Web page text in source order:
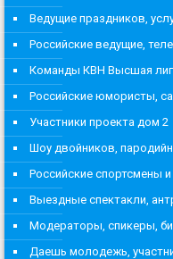
Ведущие праздников,
Российские ведущие,
Команды КВН Высшая
Российские юмористы,
Участники проекта дом 2
Шоу двойников,
Российские спортсмены
Выездные спектакли,
Модераторы, спикеры,
Даешь молодежь,